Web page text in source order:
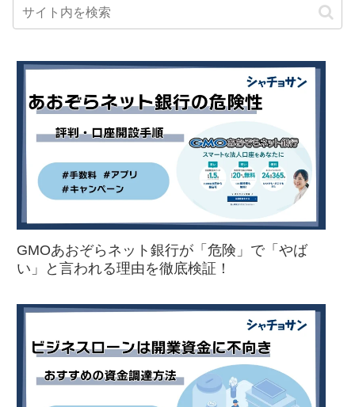
GMOあおぞらネット銀行が「危険」で「やば
い」と言われる理由を徹底検証！